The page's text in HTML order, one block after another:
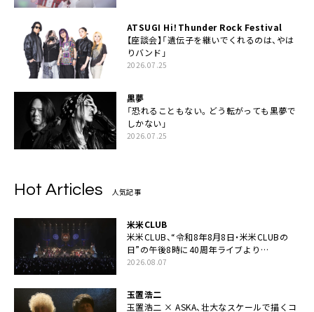
ATSUGI Hi！Thunder Rock Festival
【座談会】「遺伝子を継いでくれるのは、やは
りバンド」
2026.07.25
黒夢
「恐れることもない。どう転がっても黒夢で
しかない」
2026.07.25
Hot Articles 人気記事
米米CLUB
米米CLUB、“令和8年8月8日・米米CLUBの
日”の午後8時に40周年ライブより
「FANtachy medley」を88年限定公開
2026.08.07
玉置浩二
玉置浩二 × ASKA、壮大なスケールで描くコ